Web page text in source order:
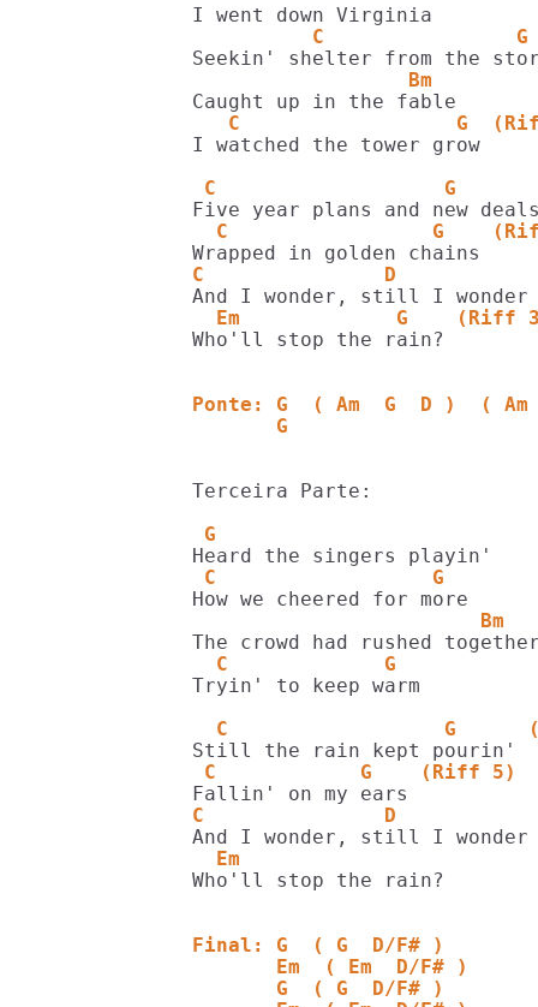
          C                G
                  Bm
C                  G
I watched the tower grow
C                   G
C                 G
C               D
Em             G    (Riff
Who'll stop the rain?
Ponte: G  ( Am  G  D )  ( Am
       G
Terceira Parte:
G
C                  G
                        Bm
  C             G
Tryin' to keep warm
C                  G
C            G    (Riff 5)
C               D
  Em
Who'll stop the rain?
Final: G  ( G  D/F# )
       Em  ( Em  D/F# )
       G  ( G  D/F# )